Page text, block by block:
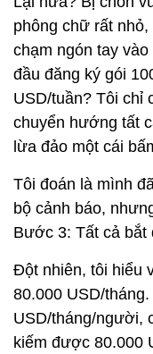
phông chữ rất
chạm ngón tay
đầu đăng ký gói
USD/tuần? Tôi chỉ
chuyển hướng tất
lừa đảo một cái
Tôi đoán là mình
bộ cảnh báo,
Bước 3: Tất cả bắt
Đột nhiên, tôi hiểu
80.000 USD/
USD/tháng/người,
kiếm được 80.000